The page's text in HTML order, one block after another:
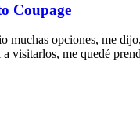
Coupage
muchas opciones, me
a visitarlos, me quedé